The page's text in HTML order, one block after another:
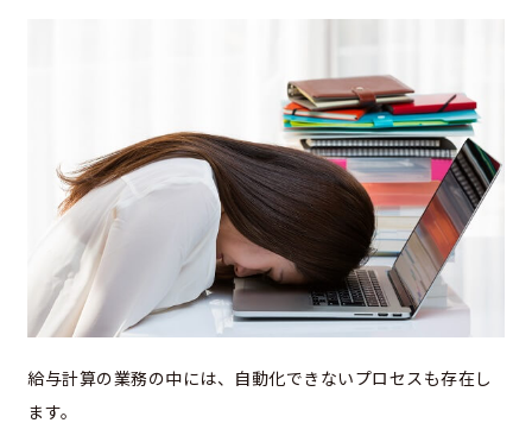
給与計算の業務の中には、自動化できないプロセスも存在し
ます。